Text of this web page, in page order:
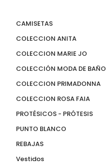
CAMISETAS
COLECCION ANITA
COLECCION MARIE JO
COLECCIÓN MODA DE BAÑO
COLECCION PRIMADONNA
COLECCION ROSA FAIA
PROTÉSICOS - PRÓTESIS
PUNTO BLANCO
REBAJAS
Vestidos